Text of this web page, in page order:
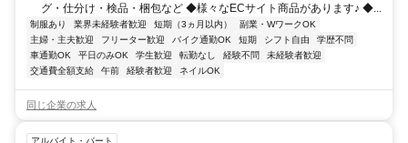
グ・仕分け・検品・梱包など ◆様々なECサイト商品があります♪ ◆...
制服あり 業界未経験者歓迎 短期（3ヵ月以内）
副業・WワークOK
主婦・主夫歓迎
フリーター歓迎 バイク通勤OK 短期 シフト自由
学歴不問
車通勤OK
平日のみOK 学生歓迎 転勤なし 経験不問
未経験者歓迎
交通費全額支給
午前 経験者歓迎 ネイルOK
同じ企業の求人
アルバイト・パート